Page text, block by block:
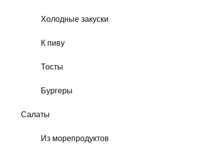
Холодные закуски
К пиву
Тосты
Бургеры
Салаты
Из морепродуктов